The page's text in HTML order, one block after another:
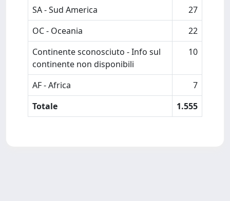
SA - Sud America
27
OC - Oceania
22
Continente sconosciuto - Info sul
continente non disponibili
10
AF - Africa
7
Totale
1.555